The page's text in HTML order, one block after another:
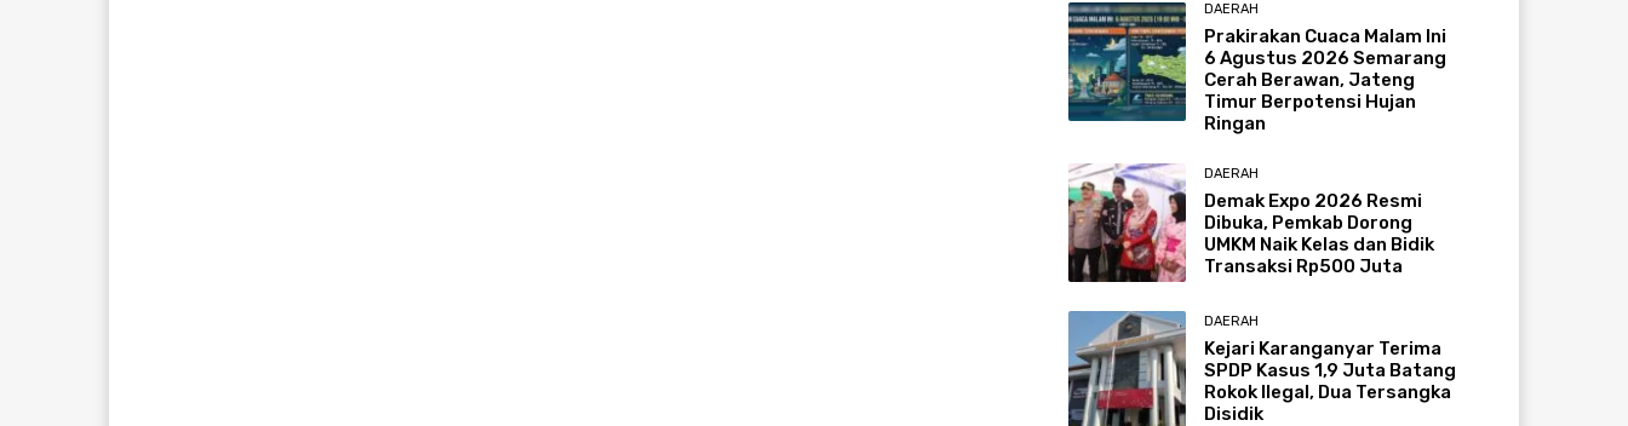
DAERAH
Prakirakan Cuaca Malam Ini
6 Agustus 2026 Semarang
Cerah Berawan, Jateng
Timur Berpotensi Hujan
Ringan
DAERAH
Demak Expo 2026 Resmi
Dibuka, Pemkab Dorong
UMKM Naik Kelas dan Bidik
Transaksi Rp500 Juta
DAERAH
Kejari Karanganyar Terima
SPDP Kasus 1,9 Juta Batang
Rokok Ilegal, Dua Tersangka
Disidik